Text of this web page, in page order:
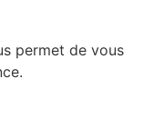
permet de vous